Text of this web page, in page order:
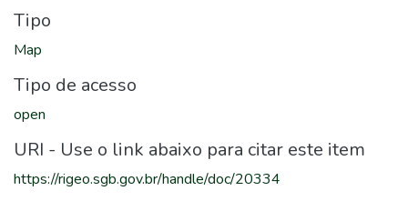
Tipo
Map
Tipo de acesso
open
URI - Use o link abaixo para citar este item
https://rigeo.sgb.gov.br/handle/doc/20334